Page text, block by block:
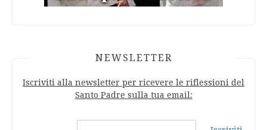
NEWSLETTER
Iscriviti alla newsletter per ricevere le riflessioni del
Santo Padre sulla tua email: